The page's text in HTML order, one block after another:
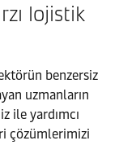
lojistik
benzersiz
uzmanların
ile yardımcı
çözümlerimizi